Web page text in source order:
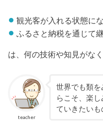
観光客が入れる状態に
ふるさと納税を通じて
は、何の技術や知見がな
teacher
世界でも類
らこそ、楽
ていきたいも